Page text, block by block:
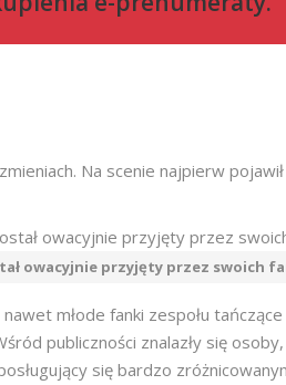
Na scenie najpierw
owacyjnie przyjęty przez swoich
młode fanki zespołu
publiczności znalazły się
się bardzo